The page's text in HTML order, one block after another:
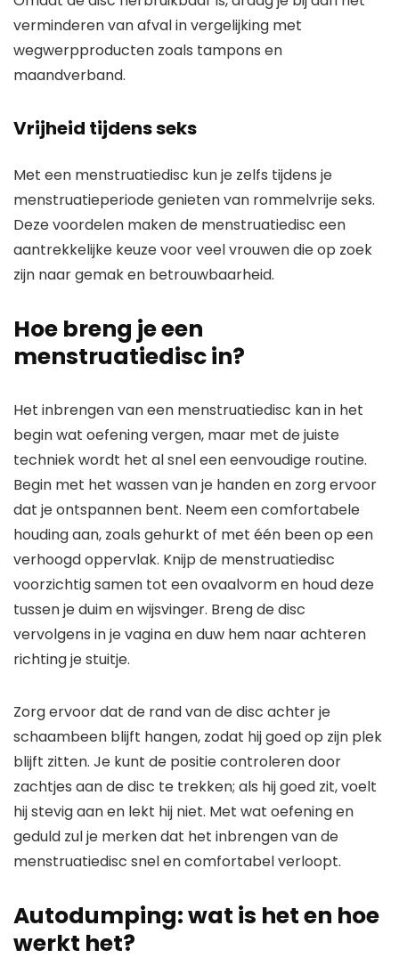
verminderen van afval in vergelijking met
wegwerpproducten zoals tampons en
maandverband.
Vrijheid tijdens seks
Met een menstruatiedisc kun je zelfs tijdens je
menstruatieperiode genieten van rommelvrije seks.
Deze voordelen maken de menstruatiedisc een
aantrekkelijke keuze voor veel vrouwen die op zoek
zijn naar gemak en betrouwbaarheid.
Hoe breng je een
menstruatiedisc in?
Het inbrengen van een menstruatiedisc kan in het
begin wat oefening vergen, maar met de juiste
techniek wordt het al snel een eenvoudige routine.
Begin met het wassen van je handen en zorg ervoor
dat je ontspannen bent. Neem een comfortabele
houding aan, zoals gehurkt of met één been op een
verhoogd oppervlak. Knijp de menstruatiedisc
voorzichtig samen tot een ovaalvorm en houd deze
tussen je duim en wijsvinger. Breng de disc
vervolgens in je vagina en duw hem naar achteren
richting je stuitje.
Zorg ervoor dat de rand van de disc achter je
schaambeen blijft hangen, zodat hij goed op zijn plek
blijft zitten. Je kunt de positie controleren door
zachtjes aan de disc te trekken; als hij goed zit, voelt
hij stevig aan en lekt hij niet. Met wat oefening en
geduld zul je merken dat het inbrengen van de
menstruatiedisc snel en comfortabel verloopt.
Autodumping: wat is het en hoe
werkt het?